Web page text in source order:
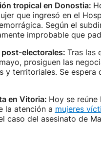
tropical en Donostia:
que ingresó en el
Según el
improbable que
electorales: Tras las
prosiguen las
y territoriales. Se espera
en Vitoria: Hoy se
la atención a mujeres
caso del asesinato de